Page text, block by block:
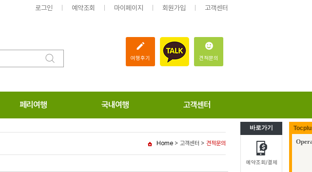
바로가기
예약조회/결제
로그인 예약조회 마이페이지 회원가입 고객센터
여행후기 견적문의
페리여행 국내여행 고객센터
Home > 고객센터 > 견적문의